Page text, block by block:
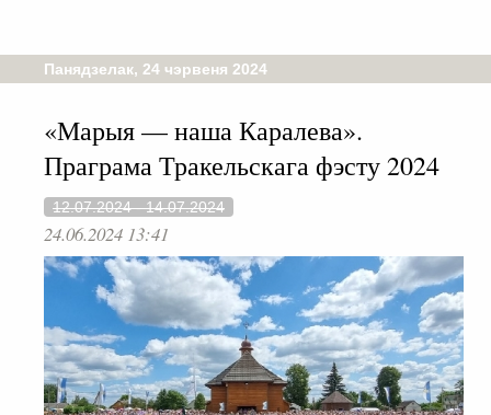
Панядзелак, 24 чэрвеня 2024
«Марыя — наша Каралева».
Праграма Тракельскага фэсту 2024
12.07.2024 - 14.07.2024
24.06.2024 13:41